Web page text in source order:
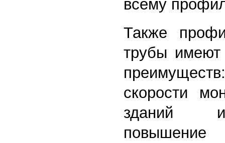
всему
Также
трубы
скорости
зданий и